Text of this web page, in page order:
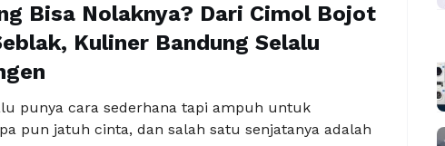
Bisa Nolaknya? Dari Cimol Bojot
Kuliner Bandung Selalu
punya cara sederhana tapi ampuh untuk
pun jatuh cinta, dan salah satu senjatanya adalah